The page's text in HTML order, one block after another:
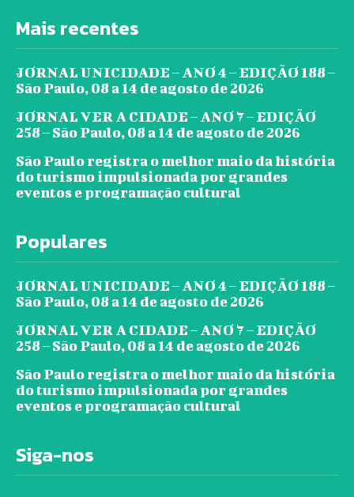
Mais recentes
JORNAL UNICIDADE – ANO 4 – EDIÇÃO 188 –
São Paulo, 08 a 14 de agosto de 2026
JORNAL VER A CIDADE – ANO 7 – EDIÇÃO
258 – São Paulo, 08 a 14 de agosto de 2026
São Paulo registra o melhor maio da história
do turismo impulsionada por grandes
eventos e programação cultural
Populares
JORNAL UNICIDADE – ANO 4 – EDIÇÃO 188 –
São Paulo, 08 a 14 de agosto de 2026
JORNAL VER A CIDADE – ANO 7 – EDIÇÃO
258 – São Paulo, 08 a 14 de agosto de 2026
São Paulo registra o melhor maio da história
do turismo impulsionada por grandes
eventos e programação cultural
Siga-nos